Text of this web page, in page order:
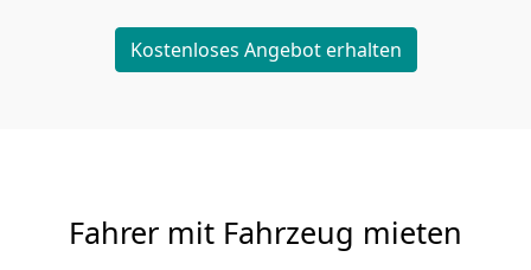
Kostenloses Angebot erhalten
Fahrer mit Fahrzeug mieten